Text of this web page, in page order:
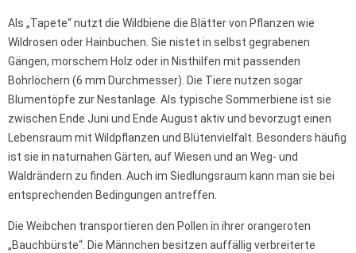
Als „Tapete“ nutzt die Wildbiene die Blätter von Pflanzen wie
Wildrosen oder Hainbuchen. Sie nistet in selbst gegrabenen
Gängen, morschem Holz oder in Nisthilfen mit passenden
Bohrlöchern (6 mm Durchmesser). Die Tiere nutzen sogar
Blumentöpfe zur Nestanlage. Als typische Sommerbiene ist sie
zwischen Ende Juni und Ende August aktiv und bevorzugt einen
Lebensraum mit Wildpflanzen und Blütenvielfalt. Besonders häufig
ist sie in naturnahen Gärten, auf Wiesen und an Weg- und
Waldrändern zu finden. Auch im Siedlungsraum kann man sie bei
entsprechenden Bedingungen antreffen.
Die Weibchen transportieren den Pollen in ihrer orangeroten
„Bauchbürste“. Die Männchen besitzen auffällig verbreiterte